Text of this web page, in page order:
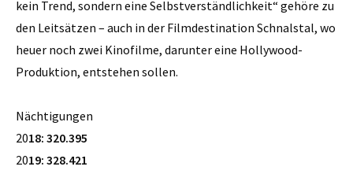
kein Trend, sondern eine Selbstverständlichkeit“ gehöre zu
den Leitsätzen – auch in der Filmdestination Schnalstal, wo
heuer noch zwei Kinofilme, darunter eine Hollywood-
Produktion, entstehen sollen.
Nächtigungen
2018: 320.395
2019: 328.421